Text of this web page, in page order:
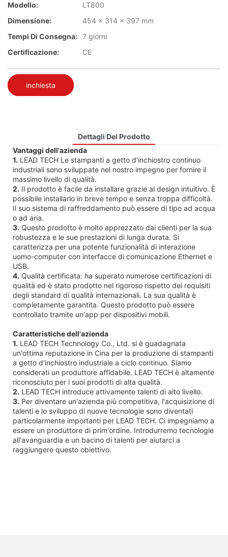
Modello:
LT800
Dimensione:
454 x 314 x 397 mm
Tempi Di Consegna: 7 giorni
Certificazione:
CE
inchiesta
Dettagli Del Prodotto
Vantaggi dell'azienda
1. LEAD TECH Le stampanti a getto d'inchiostro continuo
industriali sono sviluppate nel nostro impegno per fornire il
massimo livello di qualità.
2. Il prodotto è facile da installare grazie al design intuitivo. È
possibile installarlo in breve tempo e senza troppa difficoltà.
Il suo sistema di raffreddamento può essere di tipo ad acqua
o ad aria.
3. Questo prodotto è molto apprezzato dai clienti per la sua
robustezza e le sue prestazioni di lunga durata. Si
caratterizza per una potente funzionalità di interazione
uomo-computer con interfacce di comunicazione Ethernet e
USB.
4. Qualità certificata: ha superato numerose certificazioni di
qualità ed è stato prodotto nel rigoroso rispetto dei requisiti
degli standard di qualità internazionali. La sua qualità è
completamente garantita. Questo prodotto può essere
controllato tramite un'app per dispositivi mobili.
Caratteristiche dell'azienda
1. LEAD TECH Technology Co., Ltd. si è guadagnata
un'ottima reputazione in Cina per la produzione di stampanti
a getto d'inchiostro industriale a ciclo continuo. Siamo
considerati un produttore affidabile. LEAD TECH è altamente
riconosciuto per i suoi prodotti di alta qualità.
2. LEAD TECH introduce attivamente talenti di alto livello.
3. Per diventare un'azienda più competitiva, l'acquisizione di
talenti e lo sviluppo di nuove tecnologie sono diventati
particolarmente importanti per LEAD TECH. Ci impegniamo a
essere un produttore di prim'ordine. Introdurremo tecnologie
all'avanguardia e un bacino di talenti per aiutarci a
raggiungere questo obiettivo.